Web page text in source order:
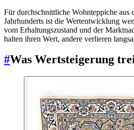
Für durchschnittliche Wohnteppiche aus
Jahrhunderts ist die Wertentwicklung
vom Erhaltungszustand und der
halten ihren Wert, andere verlieren
#Was Wertsteigerung